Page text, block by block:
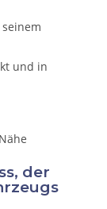
und in
der